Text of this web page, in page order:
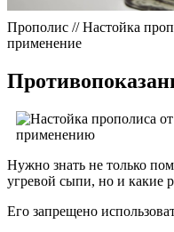
Прополис // Настойка
применение
Нужно знать не только
угревой сыпи, но и какие
Его запрещено